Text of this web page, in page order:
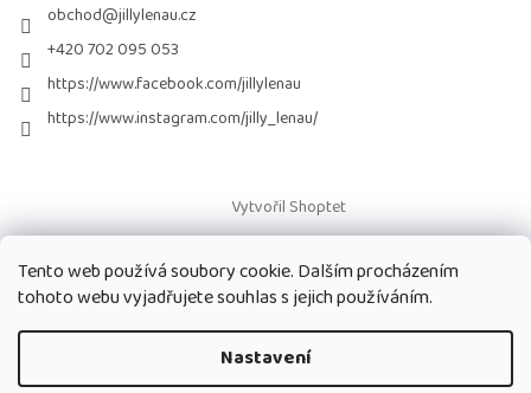
Tento web používá soubory cookie. Dalším procházením
tohoto webu vyjadřujete souhlas s jejich používáním.
Nastavení
obchod@jillylenau.cz
+420 702 095 053
https://www.facebook.com/jillylenau
https://www.instagram.com/jilly_lenau/
Vytvořil Shoptet
Copyright 2026Paruky Jilly Lenau s.r.o.. Všechna práva vyhrazena.